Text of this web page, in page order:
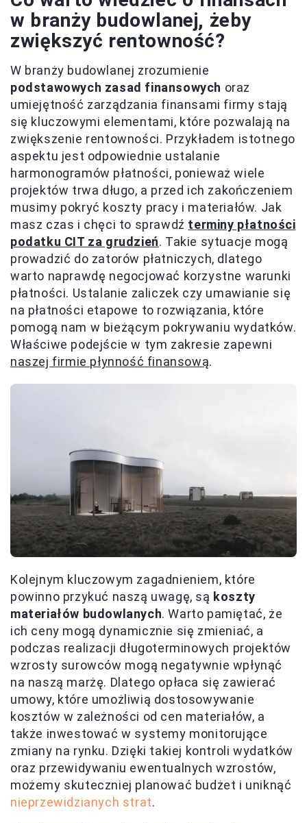
w branży budowlanej, żeby
zwiększyć rentowność?
W branży budowlanej zrozumienie
podstawowych zasad finansowych oraz
umiejętność zarządzania finansami firmy stają
się kluczowymi elementami, które pozwalają na
zwiększenie rentowności. Przykładem istotnego
aspektu jest odpowiednie ustalanie
harmonogramów płatności, ponieważ wiele
projektów trwa długo, a przed ich zakończeniem
musimy pokryć koszty pracy i materiałów. Jak
masz czas i chęci to sprawdź terminy płatności
podatku CIT za grudzień. Takie sytuacje mogą
prowadzić do zatorów płatniczych, dlatego
warto naprawdę negocjować korzystne warunki
płatności. Ustalanie zaliczek czy umawianie się
na płatności etapowe to rozwiązania, które
pomogą nam w bieżącym pokrywaniu wydatków.
Właściwe podejście w tym zakresie zapewni
naszej firmie płynność finansową.
Kolejnym kluczowym zagadnieniem, które
powinno przykuć naszą uwagę, są koszty
materiałów budowlanych. Warto pamiętać, że
ich ceny mogą dynamicznie się zmieniać, a
podczas realizacji długoterminowych projektów
wzrosty surowców mogą negatywnie wpłynąć
na naszą marżę. Dlatego opłaca się zawierać
umowy, które umożliwią dostosowywanie
kosztów w zależności od cen materiałów, a
także inwestować w systemy monitorujące
zmiany na rynku. Dzięki takiej kontroli wydatków
oraz przewidywaniu ewentualnych wzrostów,
możemy skuteczniej planować budżet i uniknąć
nieprzewidzianych strat.